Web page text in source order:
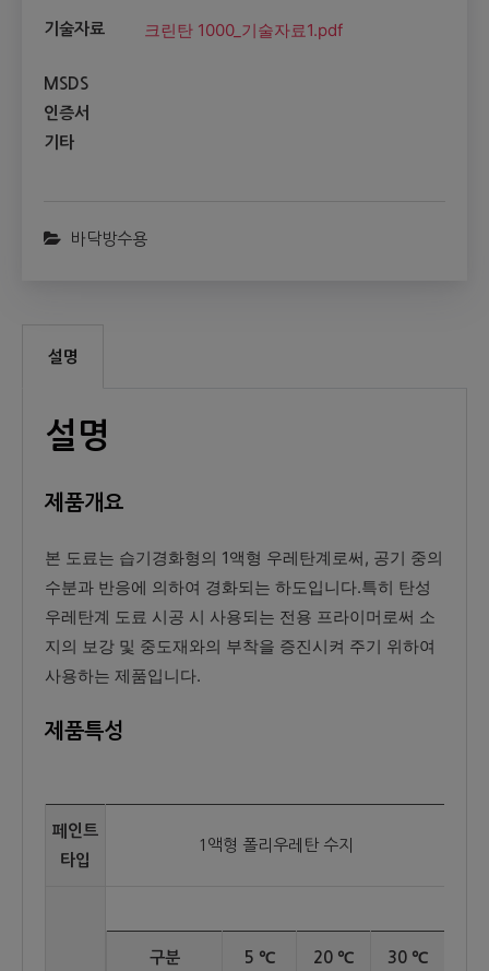
기술자료 크린탄 1000_기술자료1.pdf
MSDS
인증서
기타
바닥방수용
설명
설명
제품개요
본 도료는 습기경화형의 1액형 우레탄계로써, 공기 중의
수분과 반응에 의하여 경화되는 하도입니다.특히 탄성
우레탄계 도료 시공 시 사용되는 전용 프라이머로써 소
지의 보강 및 중도재와의 부착을 증진시켜 주기 위하여
사용하는 제품입니다.
제품특성
페인트
타입
1액형 폴리우레탄 수지
구분 5 ℃ 20 ℃ 30 ℃